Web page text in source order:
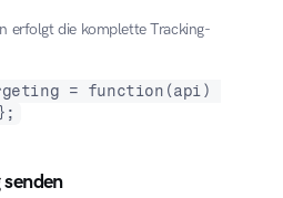
erfolgt die komplette Tracking-
= function(api)